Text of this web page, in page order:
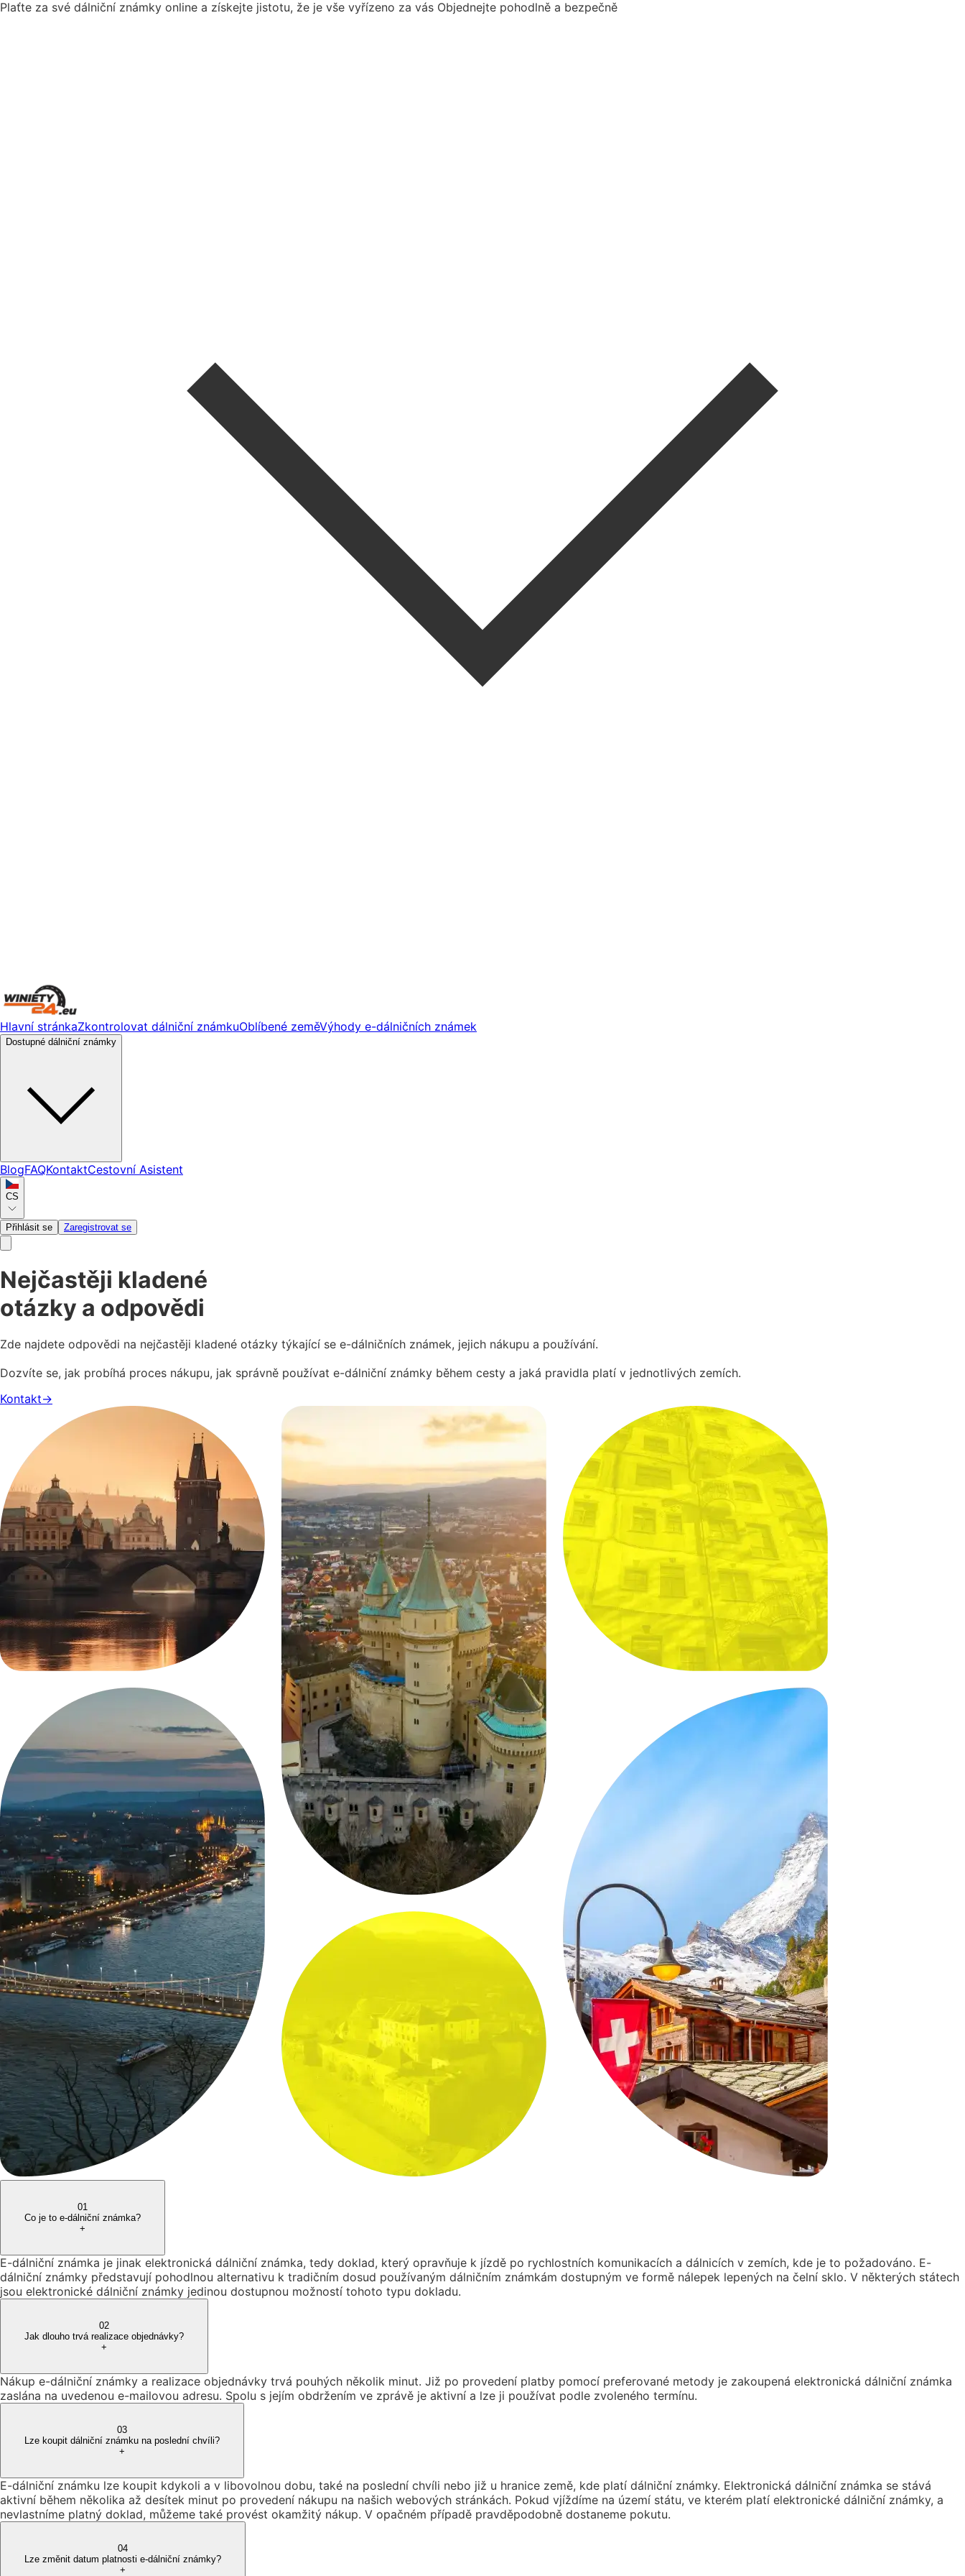
Plaťte za své dálniční známky online a získejte jistotu, že je vše vyřízeno za vás Objednejte pohodlně a bezpečně
Hlavní stránkaZkontrolovat dálniční známkuOblíbené zeměVýhody e-dálničních známek
Dostupné dálniční známky
BlogFAQKontaktCestovní Asistent
CS
Přihlásit se Zaregistrovat se
Nejčastěji kladené
otázky a odpovědi
Zde najdete odpovědi na nejčastěji kladené otázky týkající se e-dálničních známek, jejich nákupu a používání.
Dozvíte se, jak probíhá proces nákupu, jak správně používat e-dálniční známky během cesty a jaká pravidla platí v jednotlivých zemích.
Kontakt→
01
Co je to e-dálniční známka?
+
E-dálniční známka je jinak elektronická dálniční známka, tedy doklad, který opravňuje k jízdě po rychlostních komunikacích a dálnicích v zemích, kde je to požadováno. E-
dálniční známky představují pohodlnou alternativu k tradičním dosud používaným dálničním známkám dostupným ve formě nálepek lepených na čelní sklo. V některých státech
jsou elektronické dálniční známky jedinou dostupnou možností tohoto typu dokladu.
02
Jak dlouho trvá realizace objednávky?
+
Nákup e-dálniční známky a realizace objednávky trvá pouhých několik minut. Již po provedení platby pomocí preferované metody je zakoupená elektronická dálniční známka
zaslána na uvedenou e-mailovou adresu. Spolu s jejím obdržením ve zprávě je aktivní a lze ji používat podle zvoleného termínu.
03
Lze koupit dálniční známku na poslední chvíli?
+
E-dálniční známku lze koupit kdykoli a v libovolnou dobu, také na poslední chvíli nebo již u hranice země, kde platí dálniční známky. Elektronická dálniční známka se stává
aktivní během několika až desítek minut po provedení nákupu na našich webových stránkách. Pokud vjíždíme na území státu, ve kterém platí elektronické dálniční známky, a
nevlastníme platný doklad, můžeme také provést okamžitý nákup. V opačném případě pravděpodobně dostaneme pokutu.
04
Lze změnit datum platnosti e-dálniční známky?
+